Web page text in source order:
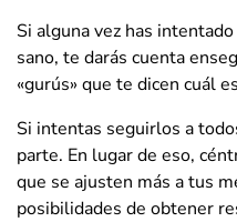
Si alguna vez has
sano, te darás cuenta
«gurús» que te dicen cuál
Si intentas seguirlos a
parte. En lugar de eso,
que se ajusten más a tus
posibilidades de obtener